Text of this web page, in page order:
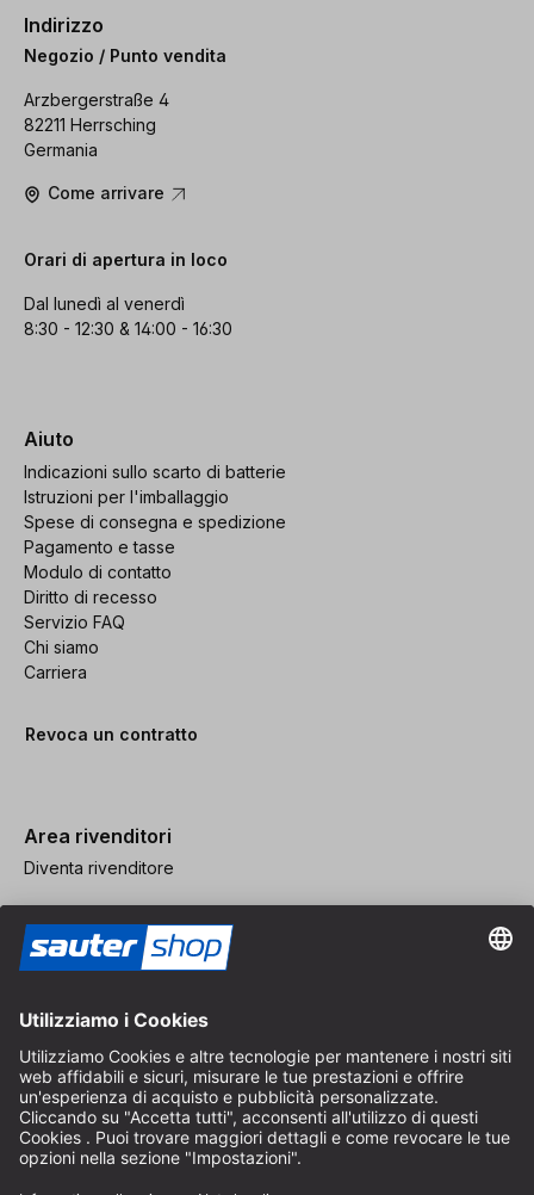
Indirizzo
Negozio / Punto vendita
Arzbergerstraße 4
82211 Herrsching
Germania
Come arrivare
Orari di apertura in loco
Dal lunedì al venerdì
8:30 - 12:30 & 14:00 - 16:30
Aiuto
Indicazioni sullo scarto di batterie
Istruzioni per l'imballaggio
Spese di consegna e spedizione
Pagamento e tasse
Modulo di contatto
Diritto di recesso
Servizio FAQ
Chi siamo
Carriera
Revoca un contratto
Area rivenditori
Diventa rivenditore
CGV
Protezione dei Dati
Impostazioni dei Cookie